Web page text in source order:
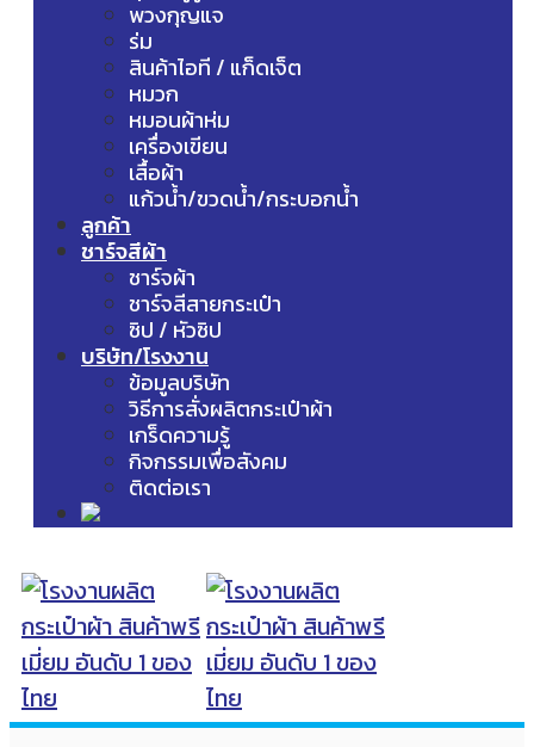
พวงกุญแจ
ร่ม
สินค้าไอที / แก็ดเจ็ต
หมวก
หมอนผ้าห่ม
เครื่องเขียน
เสื้อผ้า
แก้วน้ำ/ขวดน้ำ/กระบอกน้ำ
ลูกค้า
ชาร์จสีผ้า
ชาร์จผ้า
ชาร์จสีสายกระเป๋า
ซิป / หัวซิป
บริษัท/โรงงาน
ข้อมูลบริษัท
วิธีการสั่งผลิตกระเป๋าผ้า
เกร็ดความรู้
กิจกรรมเพื่อสังคม
ติดต่อเรา